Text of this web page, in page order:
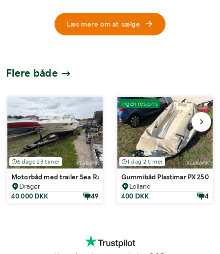
Læs mere om at sælge
Flere både
6 dage 23 timer
Motorbåd med trailer Sea Ray 220 Signature (220OV) 23 fod
Dragør
40.000 DKK
49
Ingen res.pris
1 dag 2 timer
Gummibåd Plastimar PX 250
Lolland
400 DKK
4